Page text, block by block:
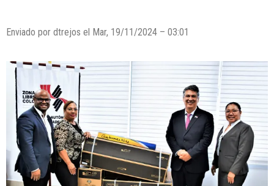
Enviado por dtrejos el Mar, 19/11/2024 – 03:01